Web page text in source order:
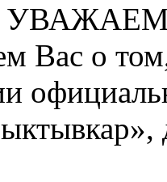
Вас о